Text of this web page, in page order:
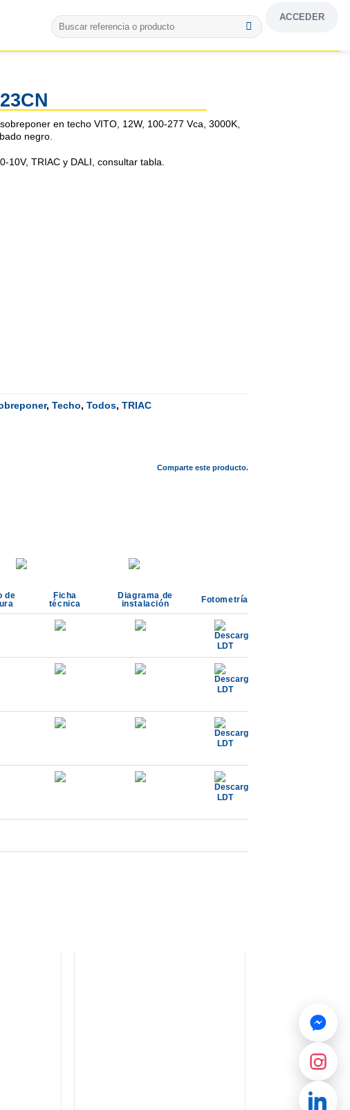
Buscar
por:
ACCEDER
en techo VITO, 12W, 100-277 Vca, 3000K,
negro.
10V, TRIAC y DALI, consultar tabla.
, Techo, Todos, TRIAC
Comparte este producto.
de
Ficha
técnica
Diagrama de
instalación
Fotometría